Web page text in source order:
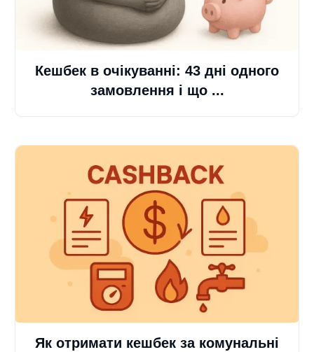
Кешбек в очікуванні: 43 дні одного
замовлення і що ...
Як отримати кешбек за комунальні